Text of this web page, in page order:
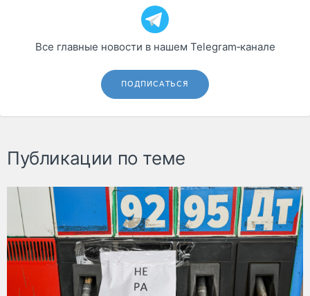
Все главные новости в нашем Telegram‑канале
ПОДПИСАТЬСЯ
Публикации по теме